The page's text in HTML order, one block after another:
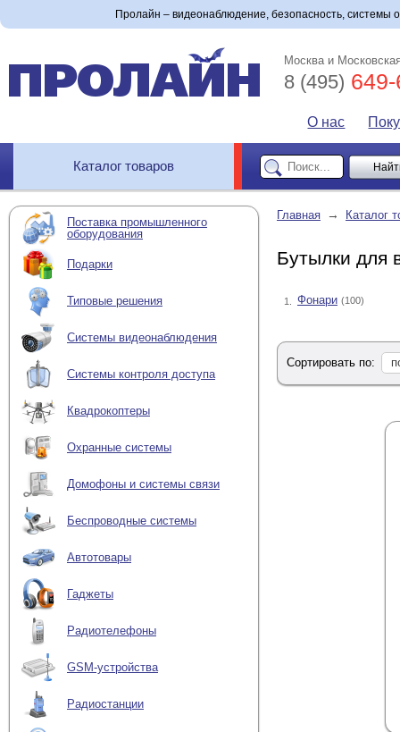
Пролайн – видеонаблюдение, безопасность,
Москва и
8 (495)
О нас
Каталог товаров
Поставка промышленного
оборудования
Подарки
Типовые решения
Системы видеонаблюдения
Системы контроля доступа
Квадрокоптеры
Охранные системы
Домофоны и системы связи
Беспроводные системы
Автотовары
Гаджеты
Радиотелефоны
GSM-устройства
Радиостанции
Главная → Каталог
Бутылки для
1. Фонари (100)
Сортировать по: